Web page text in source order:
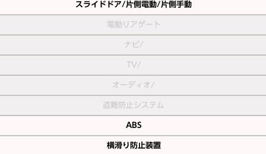
スライドドア/片側電動/片側手動
電動リアゲート
ナビ/
TV/
オーディオ/
盗難防止システム
ABS
横滑り防止装置